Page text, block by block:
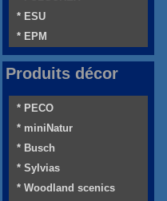
* ESU
* EPM
Produits décor
* PECO
* miniNatur
* Busch
* Sylvias
* Woodland scenics